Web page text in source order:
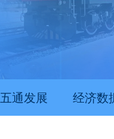
推动经济持续向新向优向好发
五通发展 经济数